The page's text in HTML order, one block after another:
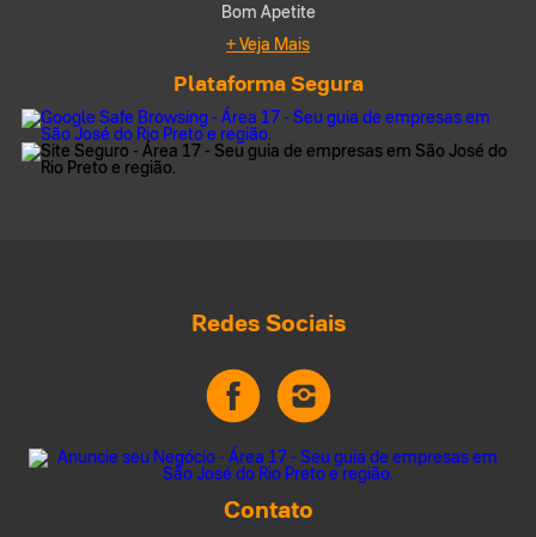
Bom Apetite
+ Veja Mais
Plataforma Segura
Redes Sociais
Contato